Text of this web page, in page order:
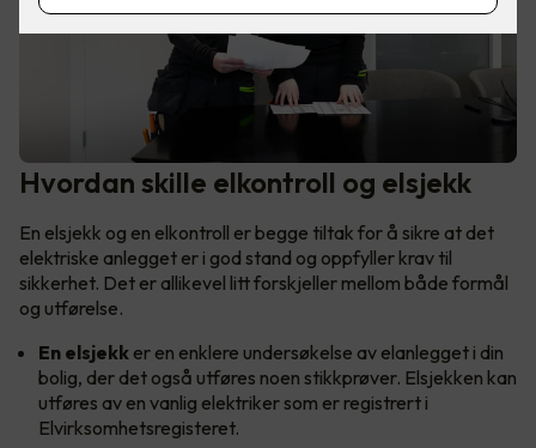
Hvordan skille elkontroll og elsjekk
En elsjekk og en elkontroll er begge tiltak for å sikre at det
elektriske anlegget er i god stand og oppfyller krav til
sikkerhet. Det er allikevel litt forskjeller mellom både formål
og utførelse.
En elsjekk er en enklere undersøkelse av elanlegget i din
bolig, der det også utføres noen stikkprøver. Elsjekken kan
utføres av en vanlig elektriker som er registrert i
Elvirksomhetsregisteret.